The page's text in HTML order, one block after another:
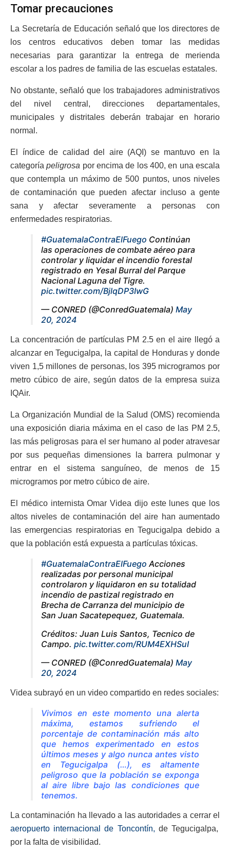
Tomar precauciones
La Secretaría de Educación señaló que los directores de
los centros educativos deben tomar las medidas
necesarias para garantizar la entrega de merienda
escolar a los padres de familia de las escuelas estatales.
No obstante, señaló que los trabajadores administrativos
del nivel central, direcciones departamentales,
municipales y distritales deberán trabajar en horario
normal.
El índice de calidad del aire (AQI) se mantuvo en la
categoríapeligrosa por encima de los 400, en una escala
que contempla un máximo de 500 puntos, unos niveles
de contaminación que pueden afectar incluso a gente
sana y afectar severamente a personas con
enfermedades respiratorias.
#GuatemalaContraElFuego Continúan
las operaciones de combate aéreo para
controlar y liquidar el incendio forestal
registrado en Yesal Burral del Parque
Nacional Laguna del Tigre.
pic.twitter.com/BjlqDP3IwG
— CONRED (@ConredGuatemala) May
20, 2024
La concentración de partículas PM 2.5 en el aire llegó a
alcanzar en Tegucigalpa, la capital de Honduras y donde
viven 1,5 millones de personas, los 395 microgramos por
metro cúbico de aire, según datos de la empresa suiza
IQAir.
La Organización Mundial de la Salud (OMS) recomienda
una exposición diaria máxima en el caso de las PM 2.5,
las más peligrosas para el ser humano al poder atravesar
por sus pequeñas dimensiones la barrera pulmonar y
entrar en el sistema sanguíneo, de menos de 15
microgramos por metro cúbico de aire.
El médico internista Omar Videa dijo este lunes que los
altos niveles de contaminación del aire han aumentado
las emergencias respiratorias en Tegucigalpa debido a
que la población está expuesta a partículas tóxicas.
#GuatemalaContraElFuego Acciones
realizadas por personal municipal
controlaron y liquidaron en su totalidad
incendio de pastizal registrado en
Brecha de Carranza del municipio de
San Juan Sacatepequez, Guatemala.
Créditos: Juan Luis Santos, Tecnico de
Campo. pic.twitter.com/RUM4EXHSuI
— CONRED (@ConredGuatemala) May
20, 2024
Videa subrayó en un video compartido en redes sociales:
Vivimos en este momento una alerta
máxima, estamos sufriendo el
porcentaje de contaminación más alto
que hemos experimentado en estos
últimos meses y algo nunca antes visto
en Tegucigalpa (…), es altamente
peligroso que la población se exponga
al aire libre bajo las condiciones que
tenemos.
La contaminación ha llevado a las autoridades a cerrar el
aeropuerto internacional de Toncontín, de Tegucigalpa,
por la falta de visibilidad.